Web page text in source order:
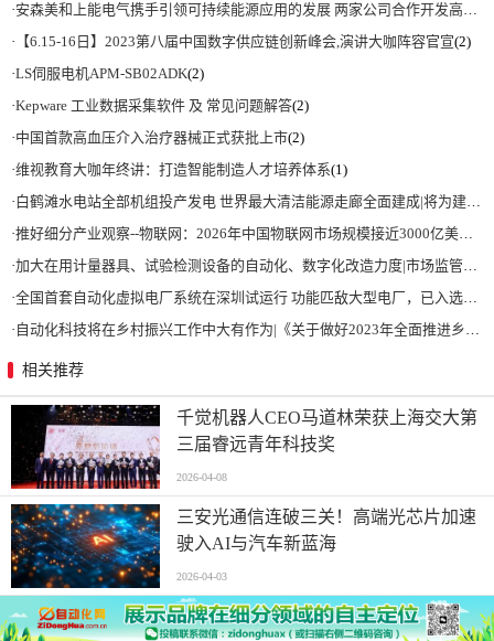
·安森美和上能电气携手引领可持续能源应用的发展 两家公司合作开发高性能储能和太阳能组串式逆变器方案 以实现可持续的未来
· 【6.15-16日】2023第八届中国数字供应链创新峰会,演讲大咖阵容官宣(2)
·LS伺服电机APM-SB02ADK(2)
·Kepware 工业数据采集软件 及 常见问题解答(2)
·中国首款高血压介入治疗器械正式获批上市(2)
·维视教育大咖年终讲：打造智能制造人才培养体系(1)
·白鹤滩水电站全部机组投产发电 世界最大清洁能源走廊全面建成|将为建设新型能源体系、保障国家能源安全、实现“双碳”目标提供有力支撑
·推好细分产业观察--物联网：2026年中国物联网市场规模接近3000亿美元 智慧工厂、智慧城市、智慧电网等将占60%以上
·加大在用计量器具、试验检测设备的自动化、数字化改造力度|市场监管总局 工业和信息化部 关于促进企业计量能力提升的指导意见
·全国首套自动化虚拟电厂系统在深圳试运行 功能匹敌大型电厂，已入选国际典型案例
· 自动化科技将在乡村振兴工作中大有作为|《关于做好2023年全面推进乡村振兴重点工作的意见》发布
相关推荐
千觉机器人CEO马道林荣获上海交大第
三届睿远青年科技奖
2026-04-08
三安光通信连破三关！高端光芯片加速
驶入AI与汽车新蓝海
2026-04-03